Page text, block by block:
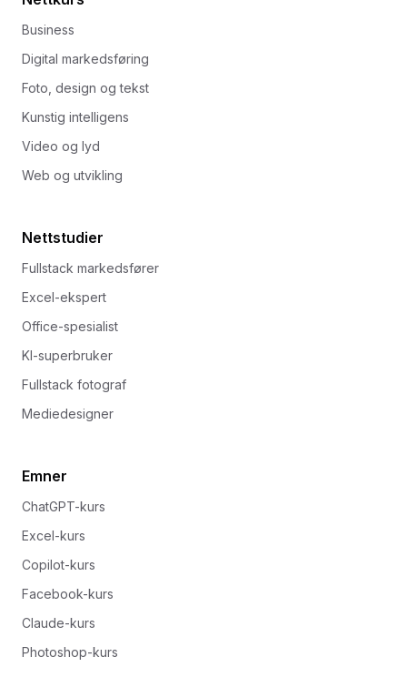
Business
Digital markedsføring
Foto, design og tekst
Kunstig intelligens
Video og lyd
Web og utvikling
Nettstudier
Fullstack markedsfører
Excel-ekspert
Office-spesialist
KI-superbruker
Fullstack fotograf
Mediedesigner
Emner
ChatGPT-kurs
Excel-kurs
Copilot-kurs
Facebook-kurs
Claude-kurs
Photoshop-kurs